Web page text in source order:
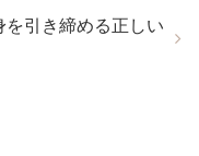
引き締める正しい